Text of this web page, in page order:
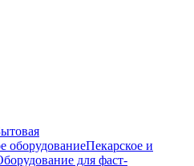
оборудованиеПекарское и
для фаст-